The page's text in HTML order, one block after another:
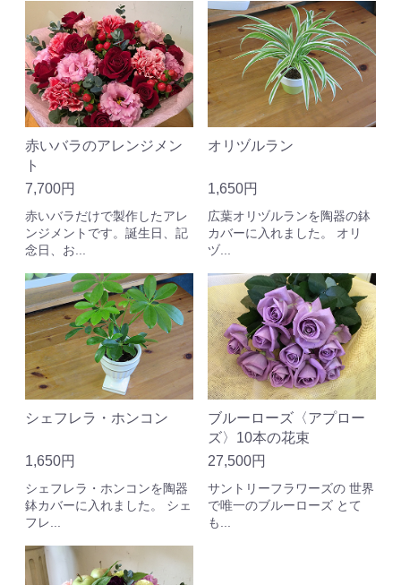
赤いバラのアレンジメン
ト
7,700円
赤いバラだけで製作したアレ
ンジメントです。誕生日、記
念日、お...
オリヅルラン
1,650円
広葉オリヅルランを陶器の鉢
カバーに入れました。 オリ
ヅ...
シェフレラ・ホンコン
1,650円
シェフレラ・ホンコンを陶器
鉢カバーに入れました。 シェ
フレ...
ブルーローズ〈アプロー
ズ〉10本の花束
27,500円
サントリーフラワーズの 世界
で唯一のブルーローズ とて
も...